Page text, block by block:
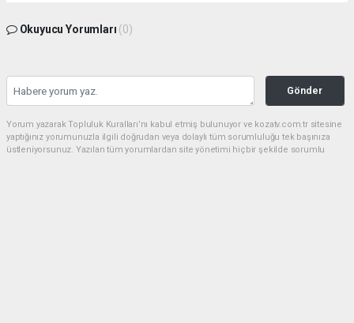
Okuyucu Yorumları (0)
Gönder
Yorum yazarak Topluluk Kuralları’nı kabul etmiş bulunuyor ve kozatv.com.tr sitesine
yaptığınız yorumunuzla ilgili doğrudan veya dolaylı tüm sorumluluğu tek başınıza
üstleniyorsunuz. Yazılan tüm yorumlardan site yönetimi hiçbir şekilde sorumlu